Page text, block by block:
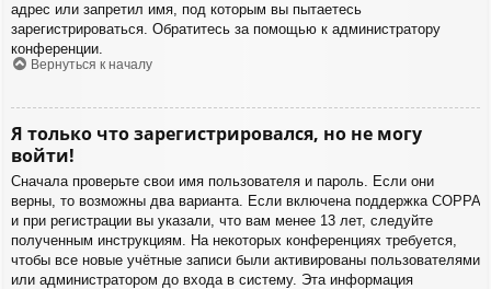
адрес или запретил имя, под которым вы пытаетесь
зарегистрироваться. Обратитесь за помощью к администратору
конференции.
Вернуться к началу
Я только что зарегистрировался, но не могу
войти!
Сначала проверьте свои имя пользователя и пароль. Если они
верны, то возможны два варианта. Если включена поддержка COPPA
и при регистрации вы указали, что вам менее 13 лет, следуйте
полученным инструкциям. На некоторых конференциях требуется,
чтобы все новые учётные записи были активированы пользователями
или администратором до входа в систему. Эта информация